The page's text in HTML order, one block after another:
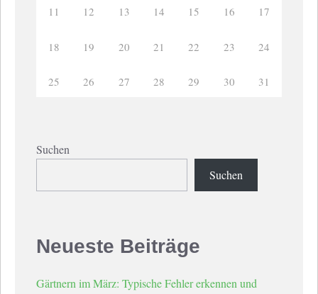
11 12 13 14 15 16 17
18 19 20 21 22 23 24
25 26 27 28 29 30 31
Suchen
Suchen
Neueste Beiträge
Gärtnern im März: Typische Fehler erkennen und